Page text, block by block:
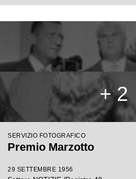
+ 2
SERVIZIO FOTOGRAFICO
Premio Marzotto
29 SETTEMBRE 1956